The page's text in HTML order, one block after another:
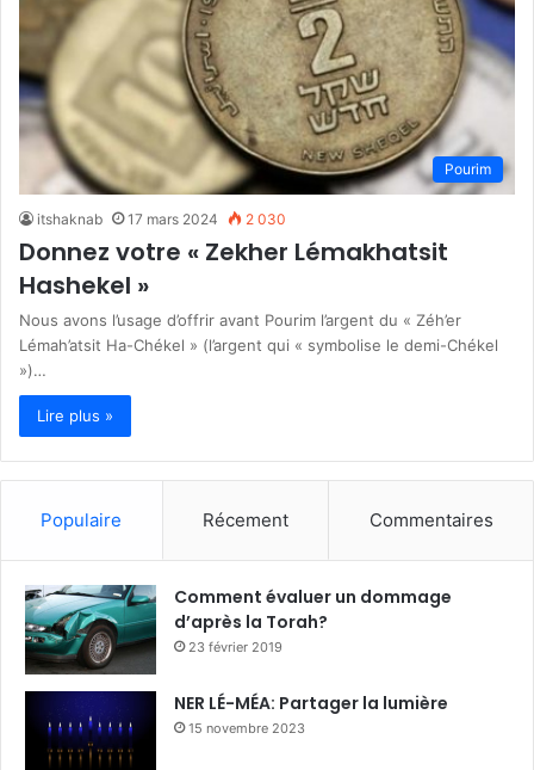
Pourim
itshaknab 17 mars 2024 2 030
Donnez votre « Zekher Lémakhatsit
Hashekel »
Nous avons l’usage d’offrir avant Pourim l’argent du « Zéh’er
Lémah’atsit Ha-Chékel » (l’argent qui « symbolise le demi-Chékel
»)…
Lire plus »
Populaire Récement Commentaires
Comment évaluer un dommage
d’après la Torah?
23 février 2019
NER LÉ-MÉA: Partager la lumière
15 novembre 2023